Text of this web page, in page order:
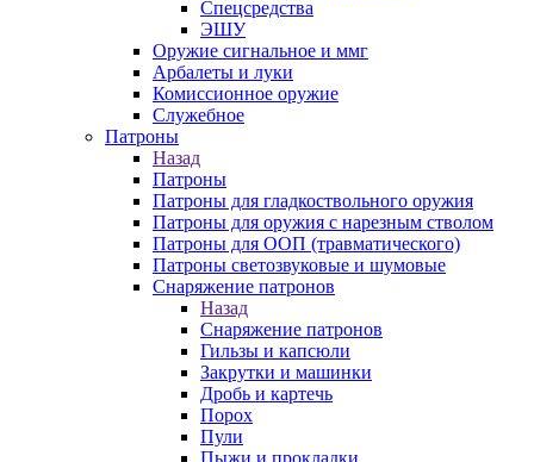
Спецсредства
ЭШУ
Оружие сигнальное и ммг
Арбалеты и луки
Комиссионное оружие
Служебное
Патроны
Назад
Патроны
Патроны для гладкоствольного оружия
Патроны для оружия с нарезным стволом
Патроны для ООП (травматического)
Патроны светозвуковые и шумовые
Снаряжение патронов
Назад
Снаряжение патронов
Гильзы и капсюли
Закрутки и машинки
Дробь и картечь
Порох
Пули
Пыжи и прокладки